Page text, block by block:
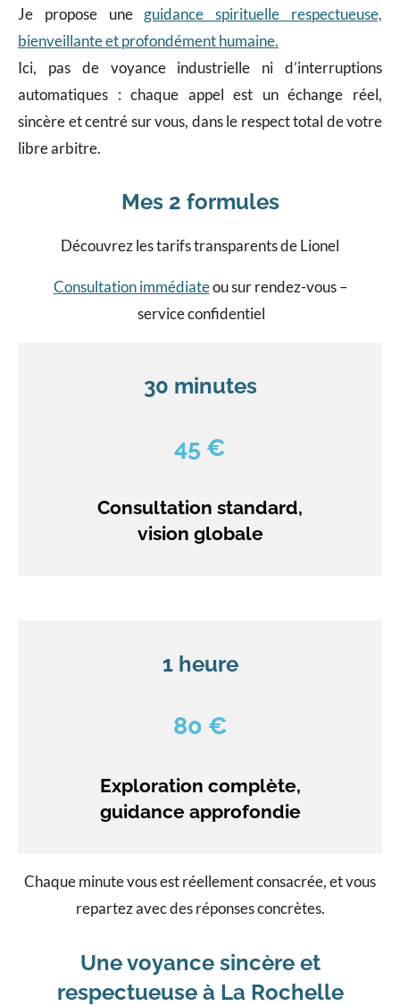
Je propose une guidance spirituelle respectueuse,
bienveillante et profondément humaine.
Ici, pas de voyance industrielle ni d’interruptions
automatiques : chaque appel est un échange réel,
sincère et centré sur vous, dans le respect total de votre
libre arbitre.
Mes 2 formules
Découvrez les tarifs transparents de Lionel
Consultation immédiateou sur rendez-vous –
service confidentiel
30 minutes
45 €
Consultation standard,
vision globale
1 heure
80 €
Exploration complète,
guidance approfondie
Chaque minute vous est réellement consacrée, et vous
repartez avec des réponses concrètes.
Une voyance sincère et
respectueuse à La Rochelle